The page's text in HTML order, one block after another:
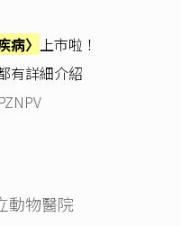
病〉上市啦！
有詳細介紹
動物醫院